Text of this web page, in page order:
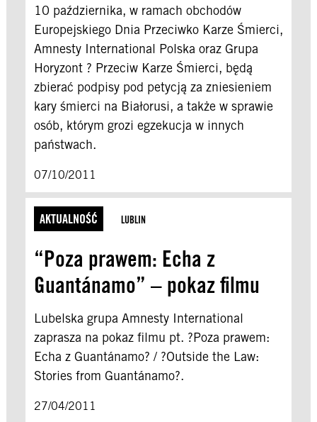
10 października, w ramach obchodów
Europejskiego Dnia Przeciwko Karze Śmierci,
Amnesty International Polska oraz Grupa
Horyzont ? Przeciw Karze Śmierci, będą
zbierać podpisy pod petycją za zniesieniem
kary śmierci na Białorusi, a także w sprawie
osób, którym grozi egzekucja w innych
państwach.
07/10/2011
AKTUALNOŚĆ LUBLIN
“Poza prawem: Echa z
Guantánamo” – pokaz filmu
Lubelska grupa Amnesty International
zaprasza na pokaz filmu pt. ?Poza prawem:
Echa z Guantánamo? / ?Outside the Law:
Stories from Guantánamo?.
27/04/2011